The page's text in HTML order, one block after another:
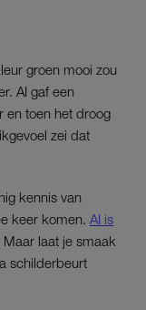
groen mooi zou
AI gaf een
en toen het droog
zei dat
kennis van
keer komen. AI is
laat je smaak
schilderbeurt